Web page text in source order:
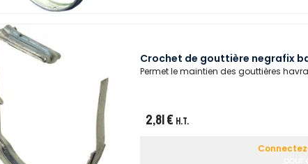
Crochet de gouttière negrafix
Permet le maintien des gouttières
2,81 € H.T.